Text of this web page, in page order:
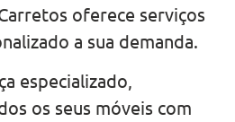
oferece serviços
a sua demanda.
especializado,
os seus móveis com